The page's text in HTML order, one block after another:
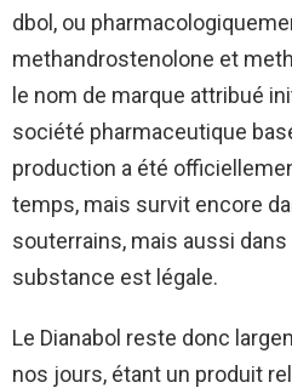
dbol, ou
methandrostenolone et
le nom de marque attribué
société pharmaceutique
production a été
temps, mais survit encore
souterrains, mais aussi
substance est légale.
Le Dianabol reste donc
nos jours, étant un produit